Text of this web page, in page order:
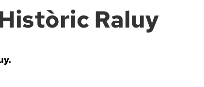
Raluy